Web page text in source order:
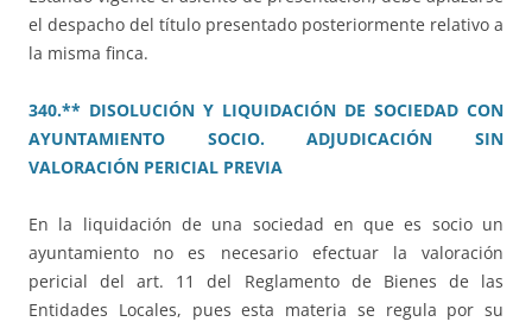
el despacho del título presentado posteriormente relativo a
la misma finca.
340.** DISOLUCIÓN Y LIQUIDACIÓN DE SOCIEDAD CON
AYUNTAMIENTO SOCIO. ADJUDICACIÓN SIN
VALORACIÓN PERICIAL PREVIA
En la liquidación de una sociedad en que es socio un
ayuntamiento no es necesario efectuar la valoración
pericial del art. 11 del Reglamento de Bienes de las
Entidades Locales, pues esta materia se regula por su